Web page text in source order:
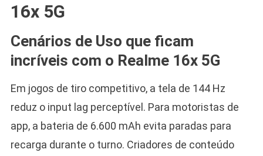
16x 5G
Cenários de Uso que ficam
incríveis com o Realme 16x 5G
Em jogos de tiro competitivo, a tela de 144 Hz
reduz o input lag perceptível. Para motoristas de
app, a bateria de 6.600 mAh evita paradas para
recarga durante o turno. Criadores de conteúdo